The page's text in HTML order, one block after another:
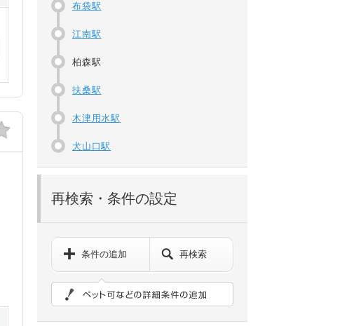
布袋駅
江南駅
柏森駅
扶桑駅
木津用水駅
犬山口駅
再検索・条件の設定
条件の追加 再検索